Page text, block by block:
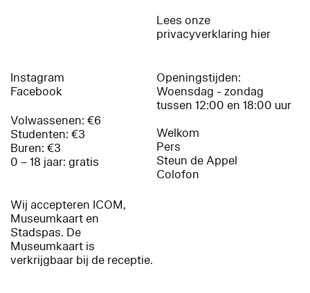
Lees onze
privacyverklaring hier
Instagram
Facebook
Volwassenen: €6
Studenten: €3
Buren: €3
0 – 18 jaar: gratis
Wij accepteren ICOM,
Museumkaart en
Stadspas. De
Museumkaart is
verkrijgbaar bij de receptie.
Openingstijden:
Woensdag - zondag
tussen 12:00 en 18:00 uur
Welkom
Pers
Steun de Appel
Colofon